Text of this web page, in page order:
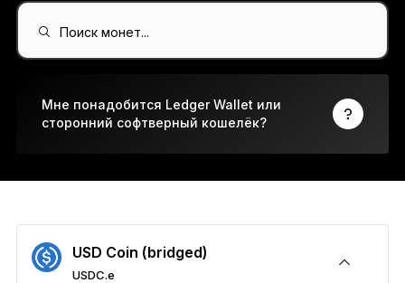
Ledger NanoGen5
Возможность персонализировать
Поиск монет...
Мне понадобится Ledger Wallet или
сторонний софтверный кошелёк?
USD Coin (bridged)
USDC.e